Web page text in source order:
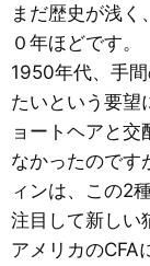
まだ歴史が浅く
０年ほどです。
1950年代、手
たいという要望
ョートヘアと
なかったのです
ィンは、この2
注目して新しい
アメリカのCFA